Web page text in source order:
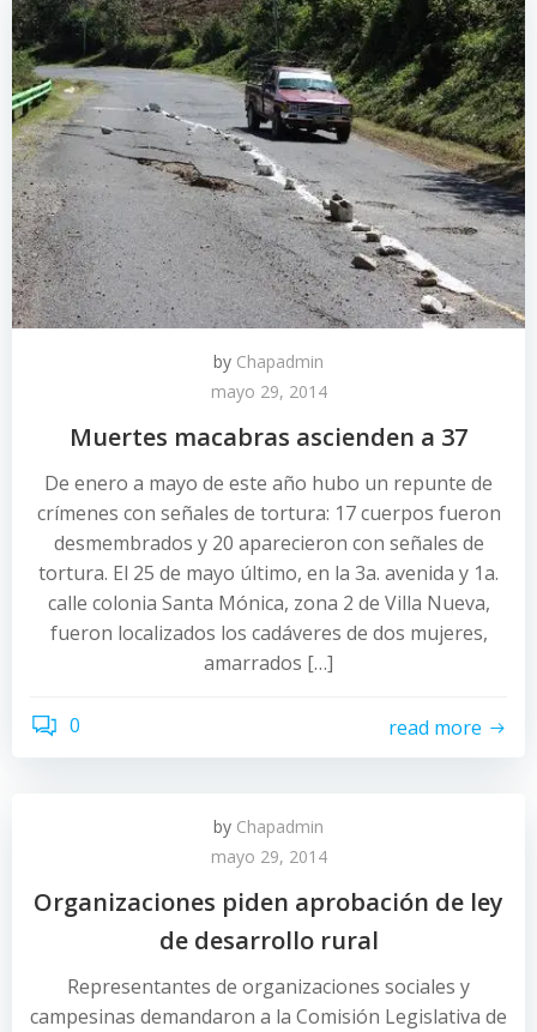
by Chapadmin
mayo 29, 2014
Muertes macabras ascienden a 37
De enero a mayo de este año hubo un repunte de
crímenes con señales de tortura: 17 cuerpos fueron
desmembrados y 20 aparecieron con señales de
tortura. El 25 de mayo último, en la 3a. avenida y 1a.
calle colonia Santa Mónica, zona 2 de Villa Nueva,
fueron localizados los cadáveres de dos mujeres,
amarrados […]
0 read more
by Chapadmin
mayo 29, 2014
Organizaciones piden aprobación de ley
de desarrollo rural
Representantes de organizaciones sociales y
campesinas demandaron a la Comisión Legislativa de